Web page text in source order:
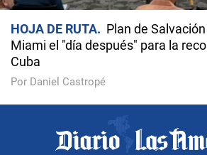
HOJA DE RUTA
Plan de
Miami el "día después" para la
Cuba
Por Daniel Castropé